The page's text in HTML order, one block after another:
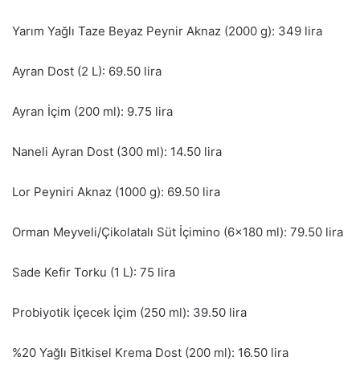
Yarım Yağlı Taze Beyaz Peynir Aknaz (2000 g): 349 lira
Ayran Dost (2 L): 69.50 lira
Ayran İçim (200 ml): 9.75 lira
Naneli Ayran Dost (300 ml): 14.50 lira
Lor Peyniri Aknaz (1000 g): 69.50 lira
Orman Meyveli/Çikolatalı Süt İçimino (6×180 ml): 79.50 lira
Sade Kefir Torku (1 L): 75 lira
Probiyotik İçecek İçim (250 ml): 39.50 lira
%20 Yağlı Bitkisel Krema Dost (200 ml): 16.50 lira